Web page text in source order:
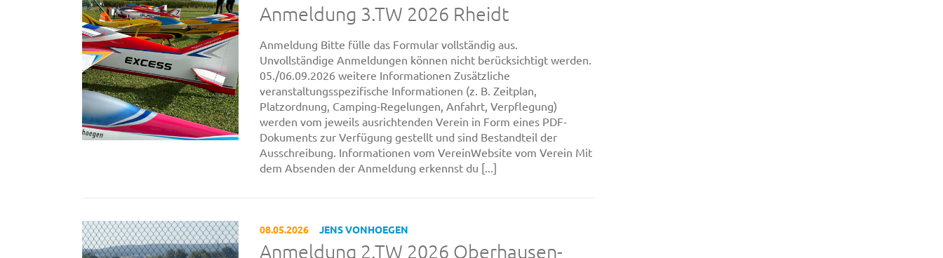
Anmeldung 3.TW 2026 Rheidt
Anmeldung Bitte fülle das Formular vollständig aus.
Unvollständige Anmeldungen können nicht berücksichtigt werden.
05./06.09.2026 weitere Informationen Zusätzliche
veranstaltungsspezifische Informationen (z. B. Zeitplan,
Platzordnung, Camping-Regelungen, Anfahrt, Verpflegung)
werden vom jeweils ausrichtenden Verein in Form eines PDF-
Dokuments zur Verfügung gestellt und sind Bestandteil der
Ausschreibung. Informationen vom VereinWebsite vom Verein Mit
dem Absenden der Anmeldung erkennst du [...]
08.05.2026 JENS VONHOEGEN
Anmeldung 2.TW 2026 Oberhausen-